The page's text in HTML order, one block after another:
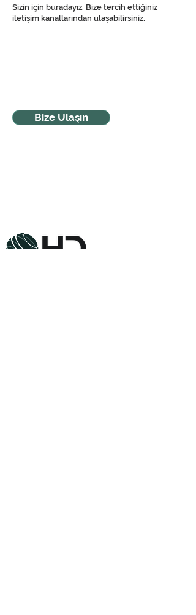
Sizin için buradayız. Bize tercih ettiğiniz
iletişim kanallarından ulaşabilirsiniz.
Bize Ulaşın